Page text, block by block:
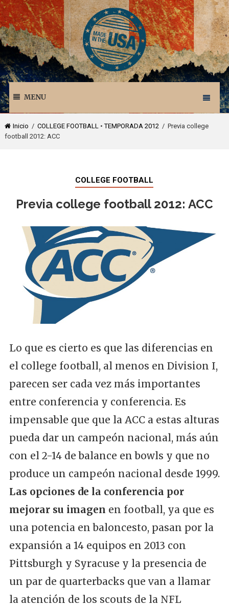
MENU
Inicio / COLLEGE FOOTBALL•TEMPORADA 2012/ Previa college
football 2012: ACC
COLLEGE FOOTBALL
Previa college football 2012: ACC
Lo que es cierto es que las diferencias en
el college football, al menos en Division I,
parecen ser cada vez más importantes
entre conferencia y conferencia. Es
impensable que que la ACC a estas alturas
pueda dar un campeón nacional, más aún
con el 2-14 de balance en bowls y que no
produce un campeón nacional desde 1999.
Las opciones de la conferencia por
mejorar su imagen en football, ya que es
una potencia en baloncesto, pasan por la
expansión a 14 equipos en 2013 con
Pittsburgh y Syracuse y la presencia de
un par de quarterbacks que van a llamar
la atención de los scouts de la NFL